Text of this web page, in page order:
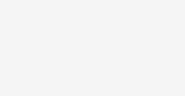
連するご案内
ミナー等に関連するご案